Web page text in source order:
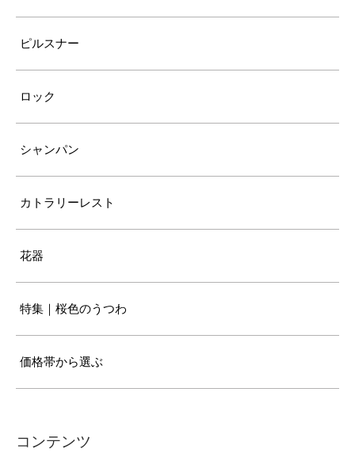
ピルスナー
ロック
シャンパン
カトラリーレスト
花器
特集｜桜色のうつわ
価格帯から選ぶ
コンテンツ